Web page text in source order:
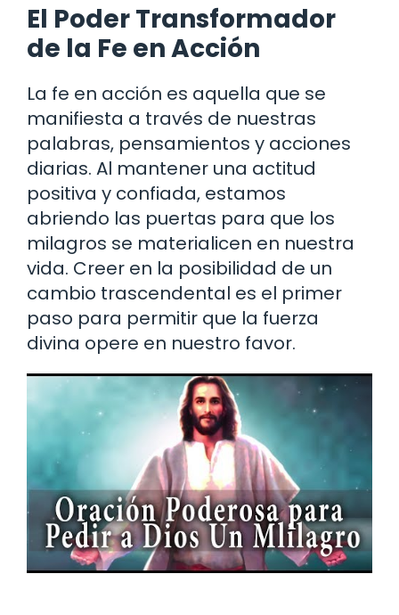
El Poder Transformador
de la Fe en Acción
La fe en acción es aquella que se
manifiesta a través de nuestras
palabras, pensamientos y acciones
diarias. Al mantener una actitud
positiva y confiada, estamos
abriendo las puertas para que los
milagros se materialicen en nuestra
vida. Creer en la posibilidad de un
cambio trascendental es el primer
paso para permitir que la fuerza
divina opere en nuestro favor.